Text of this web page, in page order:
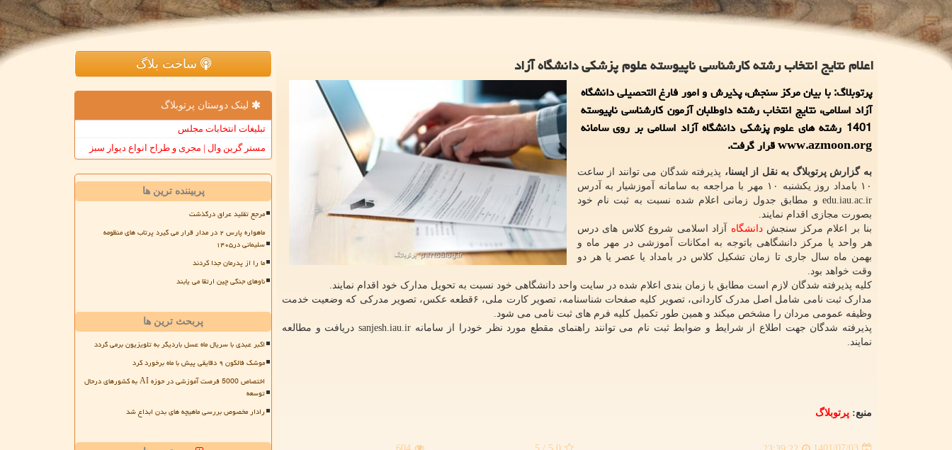
اعلام نتایج انتخاب رشته کارشناسی ناپیوسته علوم پزشکی دانشگاه آزاد
پرتوبلاگ: با بیان مرکز سنجش، پذیرش و امور فارغ التحصیلی دانشگاه
آزاد اسلامی، نتایج انتخاب رشته داوطلبان آزمون کارشناسی ناپیوسته
1401 رشته های علوم پزشکی دانشگاه آزاد اسلامی بر روی سامانه
www.azmoon.org قرار گرفت.
به گزارش پرتوبلاگ به نقل از ایسنا، پذیرفته شدگان می توانند از ساعت
۱۰ بامداد روز یکشنبه ۱۰ مهر با مراجعه به سامانه آموزشیار به آدرس
edu.iau.ac.ir و مطابق جدول زمانی اعلام شده نسبت به ثبت نام خود
بصورت مجازی اقدام نمایند.
بنا بر اعلام مرکز سنجشدانشگاه آزاد اسلامی شروع کلاس های درس
هر واحد یا مرکز دانشگاهی باتوجه به امکانات آموزشی در مهر ماه و
بهمن ماه سال جاری تا زمان تشکیل کلاس در بامداد یا عصر یا هر دو
وقت خواهد بود.
کلیه پذیرفته شدگان لازم است مطابق با زمان بندی اعلام شده در سایت واحد دانشگاهی خود نسبت به تحویل مدارک خود اقدام نمایند.
مدارک ثبت نامی شامل اصل مدرک کاردانی، تصویر کلیه صفحات شناسنامه، تصویر کارت ملی، ۶قطعه عکس، تصویر مدرکی که وضعیت خدمت
وظیفه عمومی مردان را مشخص میکند و همین طور تکمیل کلیه فرم های ثبت نامی می شود.
پذیرفته شدگان جهت اطلاع از شرایط و ضوابط ثبت نام می توانند راهنمای مقطع مورد نظر خودرا از سامانه sanjesh.iau.ir دریافت و مطالعه
نمایند.
منبع: پرتوبلاگ
ساخت بلاگ
لینک دوستان پرتوبلاگ
تبلیغات انتخابات مجلس
مستر گرین وال | مجری و طراح انواع دیوار سبز
پربیننده ترین ها
مرجع تقلید عراق درگذشت
ماهواره پارس ۲ در مدار قرار می گیرد پرتاب های منظومه
سلیمانی در۱۴۰۵
ما را از پدرمان جدا کردند
ناوهای جنگی چین ارتقا می یابند
پربحث ترین ها
اکبر عبدی با سریال ماه عسل باردیگر به تلویزیون برمی گردد
موشک فالکون ۹ دقایقی پیش با ماه برخورد کرد
اختصاص 5000 فرصت آموزشی در حوزه AI به کشورهای درحال
توسعه
رادار مخصوص بررسی ماهیچه های بدن ابداع شد